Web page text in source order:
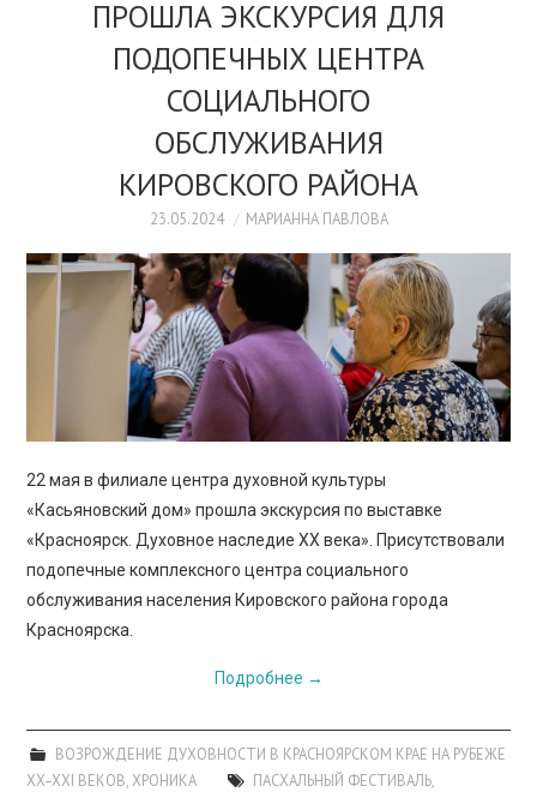
ПРОСВЕЩЕНИЕ
ПРОШЛА ЭКСКУРСИЯ ДЛЯ
ПОДОПЕЧНЫХ ЦЕНТРА
СОЦИАЛЬНОГО
ОБСЛУЖИВАНИЯ
КИРОВСКОГО РАЙОНА
23.05.2024 МАРИАННА ПАВЛОВА
22 мая в филиале центра духовной культуры
«Касьяновский дом» прошла экскурсия по выставке
«Красноярск. Духовное наследие XX века». Присутствовали
подопечные комплексного центра социального
обслуживания населения Кировского района города
Красноярска.
Подробнее →
ВОЗРОЖДЕНИЕ ДУХОВНОСТИ В КРАСНОЯРСКОМ КРАЕ НА РУБЕЖЕ
XX–XXI ВЕКОВ,ХРОНИКА ПАСХАЛЬНЫЙ ФЕСТИВАЛЬ,